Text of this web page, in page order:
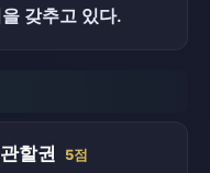
갖추고 있다.
할권 5점